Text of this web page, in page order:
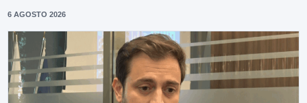
6 AGOSTO 2026